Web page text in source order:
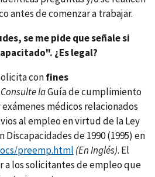
antes de comenzar a trabajar.
se me pide que señale si
¿Es legal?
confines
Consulte laGuía de cumplimiento
exámenes médicos relacionados
al empleo en virtud de la Ley
de 1990 (1995) en
preemp.html (En Inglés). El
los solicitantes de empleo que